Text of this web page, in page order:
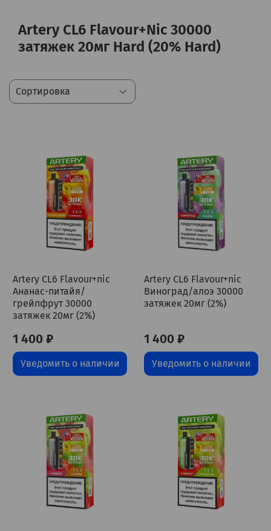
Artery CL6 Flavour+Nic 30000
затяжек 20мг Hard (20% Hard)
Artery CL6 Flavour+nic
Ананас-питайя/
грейпфрут 30000
затяжек 20мг (2%)
1 400 ₽
Уведомить о наличии
Artery CL6 Flavour+nic
Виноград/алоэ 30000
затяжек 20мг (2%)
1 400 ₽
Уведомить о наличии